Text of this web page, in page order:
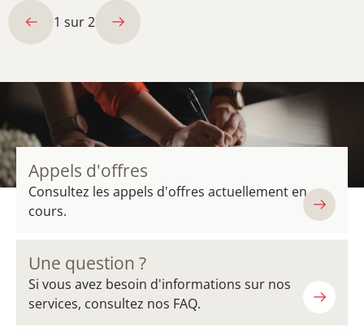
1 sur2
Appels d'offres
Consultez les appels d'offres actuellement en
cours.
Une question ?
Si vous avez besoin d'informations sur nos
services, consultez nos FAQ.